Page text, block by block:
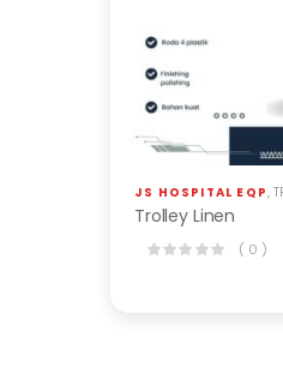
JS HOSPITAL EQP,
Trolley Linen
( 0 )